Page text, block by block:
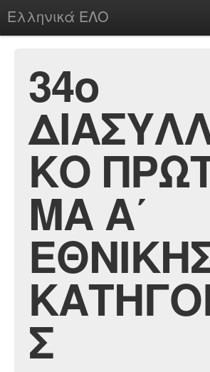
Ελληνικά ΕΛΟ
chesstu.be @ discord
Login
34ο
ΚΟ
ΜΑ Α΄
Σ